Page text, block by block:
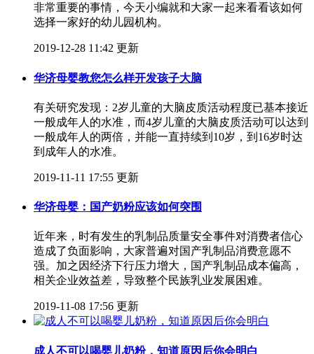
非常重要的事情，今天小编就和大家一起来看看该如何
选择一家好的幼儿园机构。
2019-12-28 11:42 更新
华济母婴教您怎么样开发孩子大脑
有关研究发现：2岁儿童的大脑皮质活动程度已基本接近
一般成年人的水准，而4岁儿童的大脑皮质活动可以达到
一般成年人的两倍，并能一直持续到10岁，到16岁时达
到成年人的水准。
2019-11-11 17:55 更新
华济母婴：国产奶粉应该如何突围
近年来，时有发生的乳制品质量安全事件对消费者信心
造成了负面影响，大家普遍对国产乳制品消费意愿不
强。加之因经济下行压力增大，国产乳制品成本偏高，
相关企业效益差，导致整个民族乳业发展困难。
2019-11-08 17:56 更新
成人不可以喝婴儿奶粉，知道原因后你会明白